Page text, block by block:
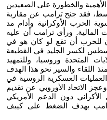
بالغة الأهمية والخطورة على الصعيدين
فقد جنح ترامب عن مقاربة
الحرب الأوكرانية وأدام مد
المالية. ورأى ترامب أن عليه
للحرب أن تقع لو كان هو في
فالتقى بوتين في 15 أغسطس لكسر الجليد في القطيعة
المتحدة وروسيا، وللتمهيد
اللقاء والسير نحو هذا الهدف
العسكرية الروسية في
الاتحاد الأوروبي عن تقديم
دون الدعم الأمريكي
ترامب بهدف الضغط على كييف